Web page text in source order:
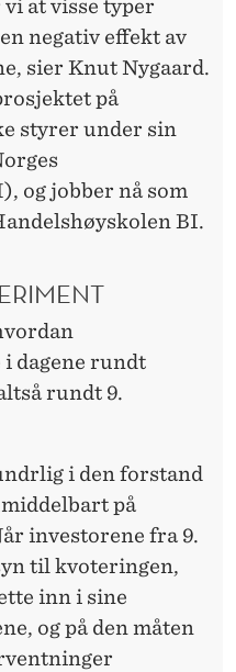
at visse typer
negativ effekt av
sier Knut Nygaard.
på
styrer under sin
og jobber nå som
BI.
dagene rundt
rundt 9.
i den forstand
på
investorene fra 9.
til kvoteringen,
inn i sine
og på den måten